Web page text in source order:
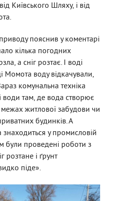
Київського Шляху, і від
пояснив у коментарі
кілька погодних
а сніг розтає. І воді
Момота воду відкачували,
комунальна техніка
води там, де вода створює
житлової забудови чи
будинків. А
у промисловій
були проведені роботи з
розтане і ґрунт
піде».